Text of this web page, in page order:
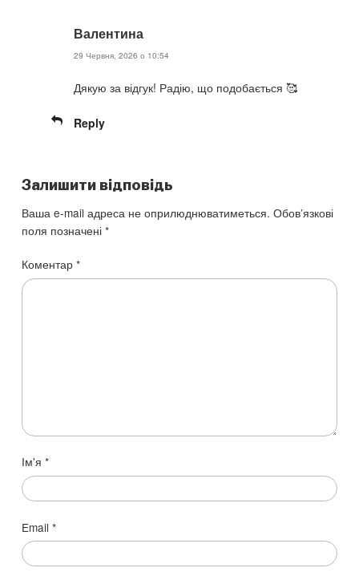
Валентина
29 Червня, 2026 о 10:54
Дякую за відгук! Радію, що подобається 🥰
Reply
Залишити відповідь
Ваша e-mail адреса не оприлюднюватиметься. Обов’язкові
поля позначені*
Коментар*
Ім'я*
Email*